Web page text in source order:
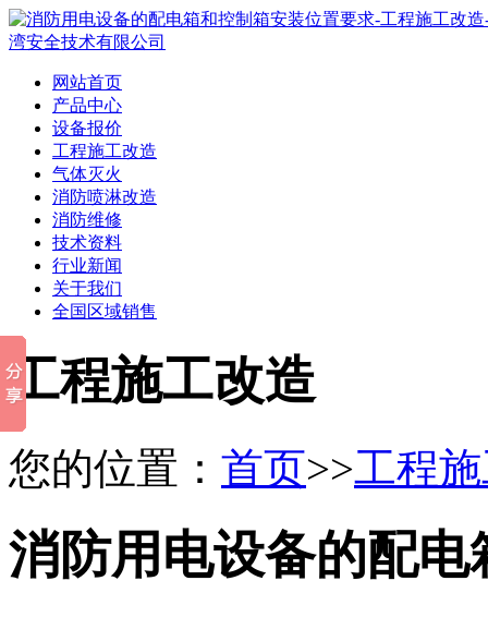
网站首页
产品中心
设备报价
工程施工改造
气体灭火
消防喷淋改造
消防维修
技术资料
行业新闻
关于我们
全国区域销售
工程施工改造
您的位置： 首页>>工程
消防用电设备的配